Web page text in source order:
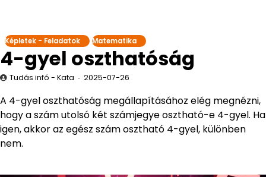
Képletek - Feladatok Matematika
4-gyel oszthatóság
Tudás infó - Kata 2025-07-26
A 4-gyel oszthatóság megállapításához elég megnézni,
hogy a szám utolsó két számjegye osztható-e 4-gyel. Ha
igen, akkor az egész szám osztható 4-gyel, különben
nem.